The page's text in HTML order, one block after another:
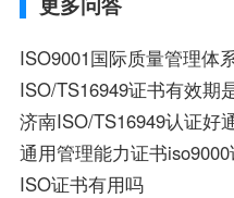
ISO/TS16949证书有效期
通用管理能力证书
ISO证书有用吗